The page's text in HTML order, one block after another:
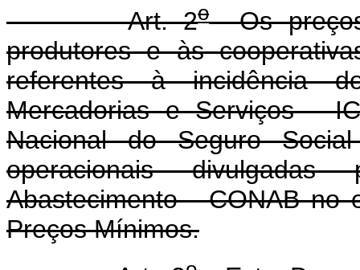
Art. 2oOs preços
produtores e às
referentes à incidência
Mercadorias e Serviços -
Nacional do Seguro
operacionais
Abastecimento - CONAB no
Preços Mínimos.